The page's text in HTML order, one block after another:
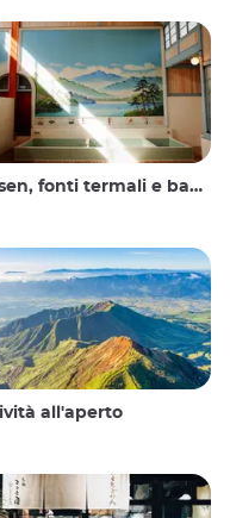
fonti termali e bagni pubblici
all'aperto